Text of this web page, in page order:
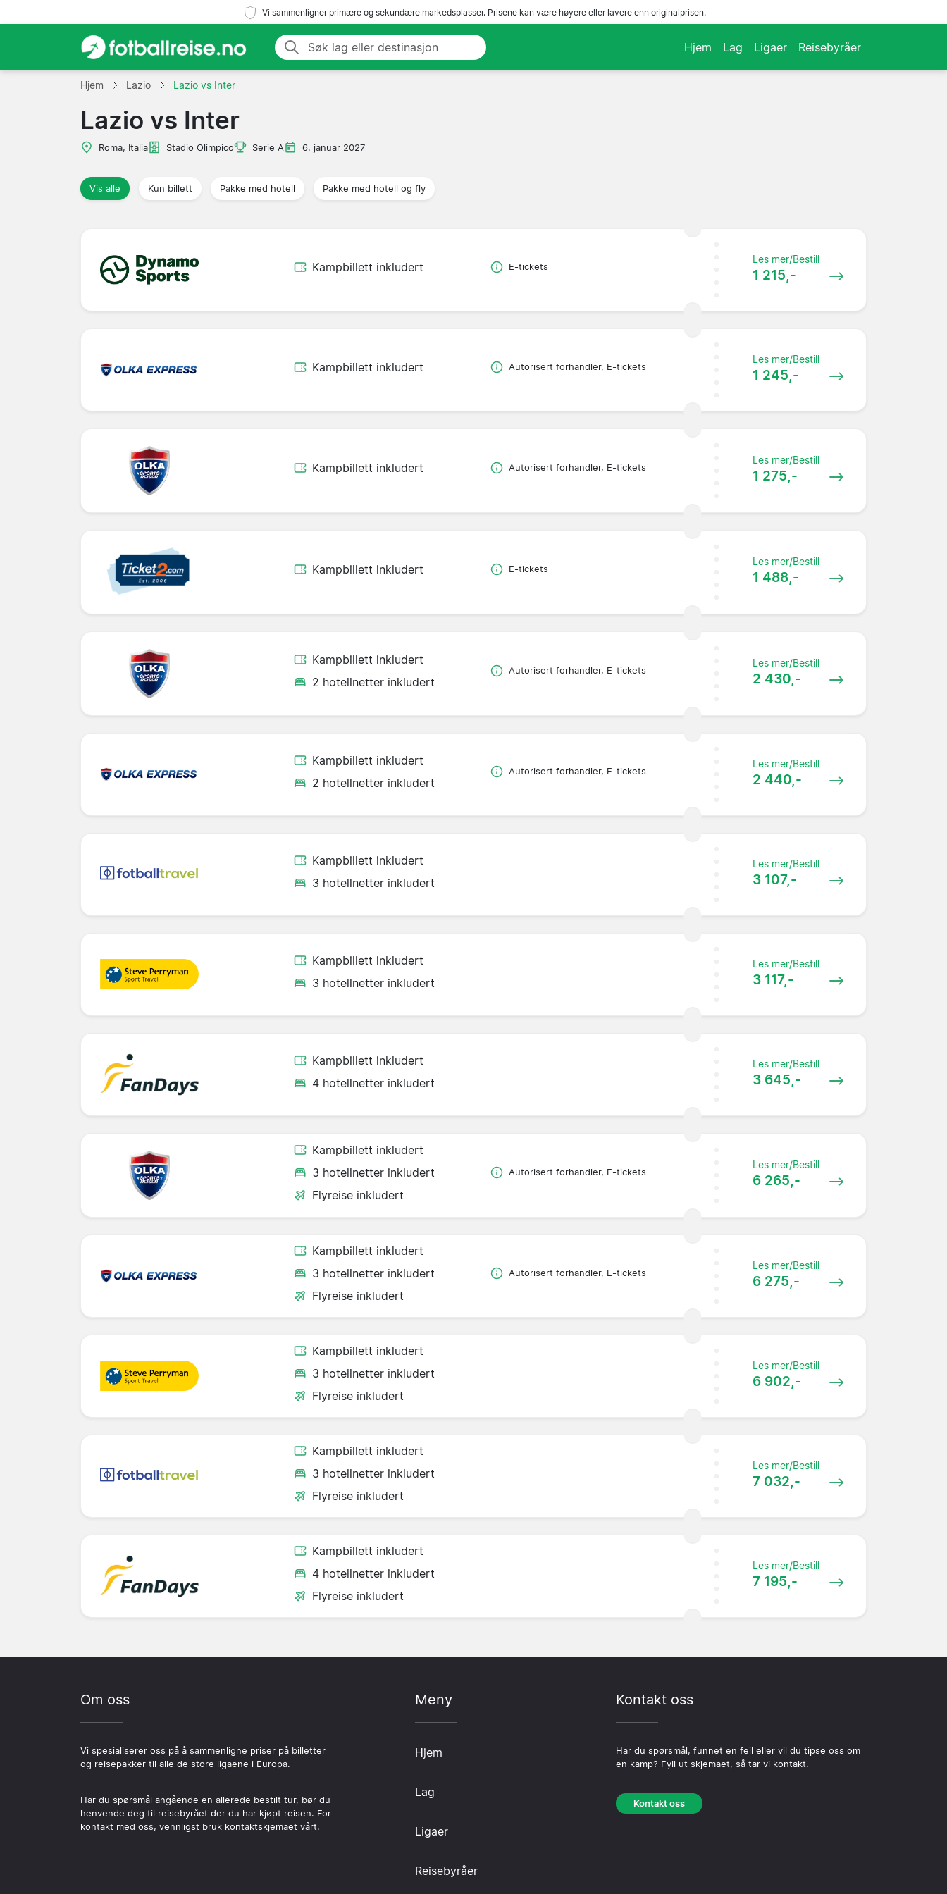
Vi sammenligner primære og sekundære markedsplasser. Prisene kan være høyere eller lavere enn originalprisen.
Hjem Lag Ligaer Reisebyråer
Hjem Lazio Lazio vs Inter
Lazio vs Inter
Roma, Italia Stadio Olimpico Serie A 6. januar 2027
Vis alle Kun billett Pakke med hotell Pakke med hotell og fly
Kampbillett inkludert E-tickets
Les mer/Bestill
1 215,-
Kampbillett inkludert Autorisert forhandler, E-tickets
Les mer/Bestill
1 245,-
Kampbillett inkludert Autorisert forhandler, E-tickets
Les mer/Bestill
1 275,-
Kampbillett inkludert E-tickets
Les mer/Bestill
1 488,-
Kampbillett inkludert
2 hotellnetter inkludert
Autorisert forhandler, E-tickets
Les mer/Bestill
2 430,-
Kampbillett inkludert
2 hotellnetter inkludert
Autorisert forhandler, E-tickets
Les mer/Bestill
2 440,-
Kampbillett inkludert
3 hotellnetter inkludert
Les mer/Bestill
3 107,-
Kampbillett inkludert
3 hotellnetter inkludert
Les mer/Bestill
3 117,-
Kampbillett inkludert
4 hotellnetter inkludert
Les mer/Bestill
3 645,-
Kampbillett inkludert
3 hotellnetter inkludert
Flyreise inkludert
Autorisert forhandler, E-tickets
Les mer/Bestill
6 265,-
Kampbillett inkludert
3 hotellnetter inkludert
Flyreise inkludert
Autorisert forhandler, E-tickets
Les mer/Bestill
6 275,-
Kampbillett inkludert
3 hotellnetter inkludert
Flyreise inkludert
Les mer/Bestill
6 902,-
Kampbillett inkludert
3 hotellnetter inkludert
Flyreise inkludert
Les mer/Bestill
7 032,-
Kampbillett inkludert
4 hotellnetter inkludert
Flyreise inkludert
Les mer/Bestill
7 195,-
Om oss
Vi spesialiserer oss på å sammenligne priser på billetter
og reisepakker til alle de store ligaene i Europa.
Har du spørsmål angående en allerede bestilt tur, bør du
henvende deg til reisebyrået der du har kjøpt reisen. For
kontakt med oss, vennligst bruk kontaktskjemaet vårt.
Meny
Hjem
Lag
Ligaer
Reisebyråer
Kontakt oss
Har du spørsmål, funnet en feil eller vil du tipse oss om
en kamp? Fyll ut skjemaet, så tar vi kontakt.
Kontakt oss